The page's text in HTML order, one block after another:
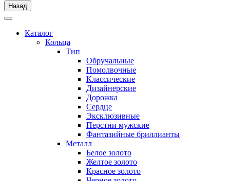
Назад
Каталог
Кольца
Тип
Обручальные
Помолвочные
Классические
Дизайнерские
Дорожка
Сердце
Эксклюзивные
Перстни мужские
Фантазийные бриллианты
Металл
Белое золото
Желтое золото
Красное золото